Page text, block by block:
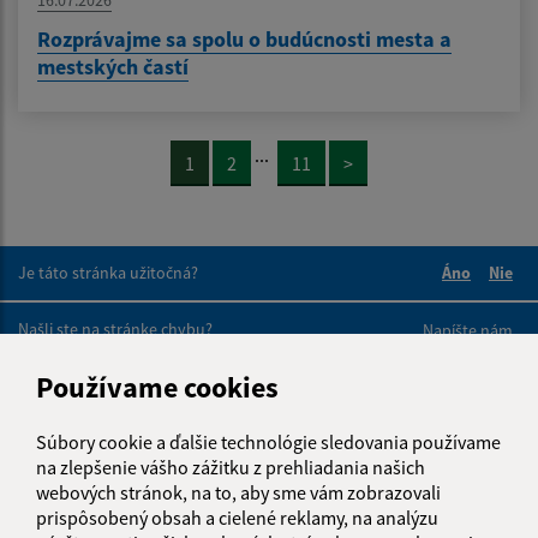
Používame cookies
Súbory cookie a ďalšie technológie sledovania používame
na zlepšenie vášho zážitku z prehliadania našich
webových stránok, na to, aby sme vám zobrazovali
prispôsobený obsah a cielené reklamy, na analýzu
Rozprávajme sa spolu o budúcnosti mesta a
mestských častí
1 2 ... 11 >
Je táto stránka užitočná?
Áno
Nie
Našli ste na stránke chybu?
Napíšte nám
Napíšte nám:
Meno (povinné)